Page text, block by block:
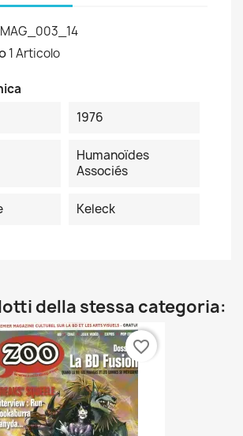
MAG_003_14
1 Articolo
1976
Humanoïdes
Associés
Keleck
della stessa categoria:
favorite_border